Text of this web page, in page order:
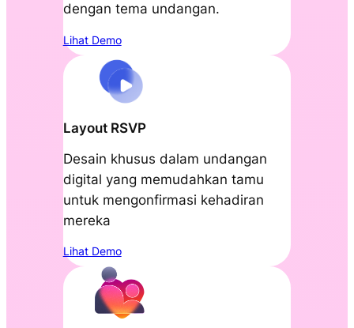
dengan tema undangan.
Lihat Demo
Layout RSVP
Desain khusus dalam undangan
digital yang memudahkan tamu
untuk mengonfirmasi kehadiran
mereka
Lihat Demo